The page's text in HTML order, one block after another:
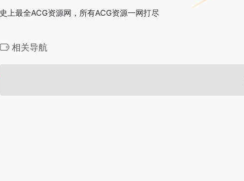
史上最全ACG资源网，所有ACG资源一网打尽
相关导航